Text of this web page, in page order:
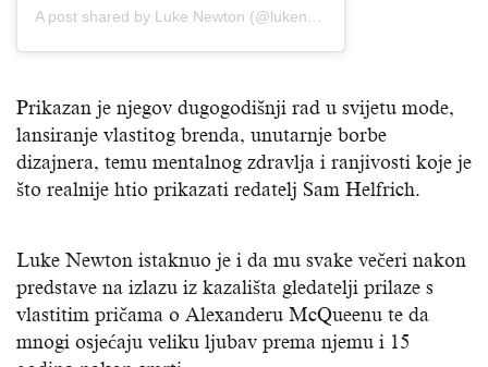
Prikazan je njegov dugogodišnji rad u svijetu mode,
lansiranje vlastitog brenda, unutarnje borbe
dizajnera, temu mentalnog zdravlja i ranjivosti koje je
što realnije htio prikazati redatelj Sam Helfrich.
Luke Newton istaknuo je i da mu svake večeri nakon
predstave na izlazu iz kazališta gledatelji prilaze s
vlastitim pričama o Alexanderu McQueenu te da
mnogi osjećaju veliku ljubav prema njemu i 15